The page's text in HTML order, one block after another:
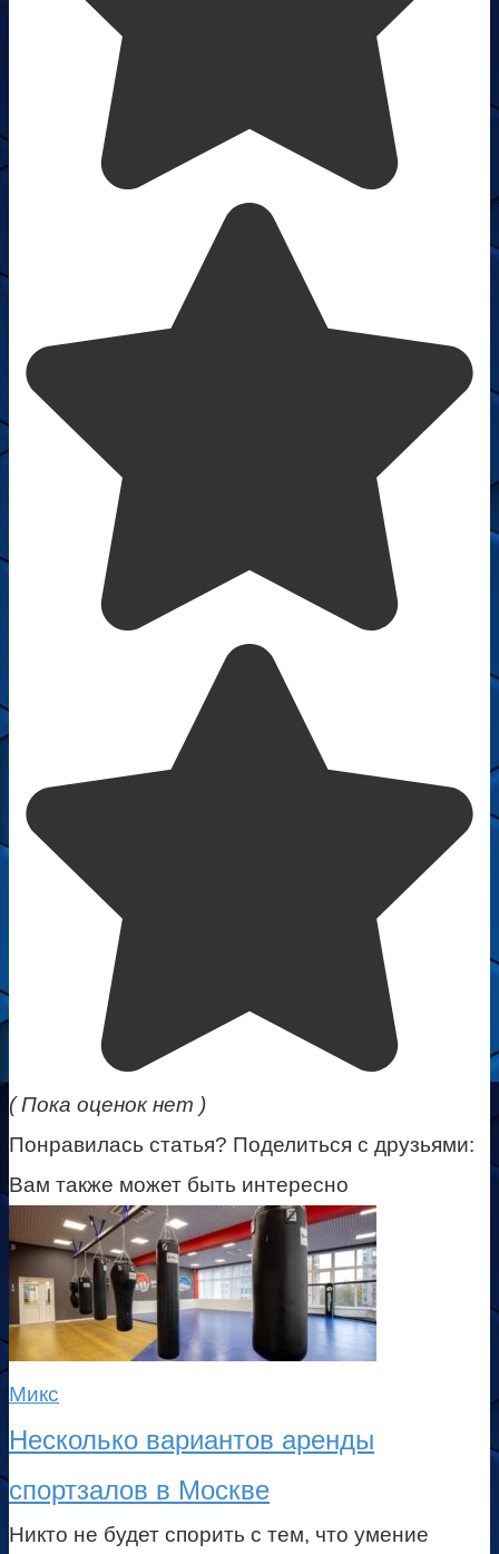
( Пока оценок нет )
Понравилась статья? Поделиться с друзьями:
Вам также может быть интересно
Микс
Несколько вариантов аренды
спортзалов в Москве
Никто не будет спорить с тем, что умение